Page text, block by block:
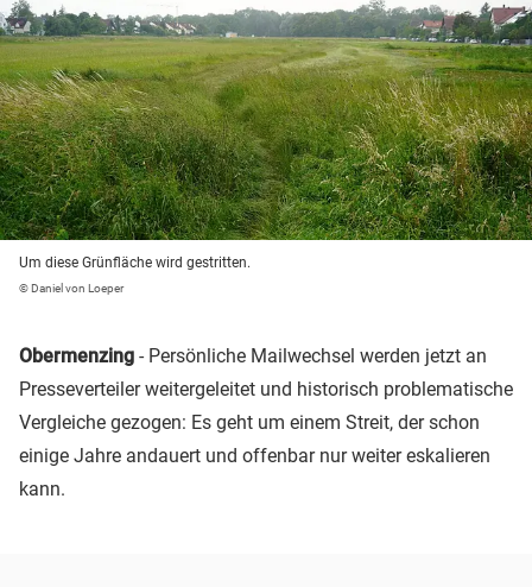
Um diese Grünfläche wird gestritten.
© Daniel von Loeper
Obermenzing - Persönliche Mailwechsel werden jetzt an
Presseverteiler weitergeleitet und historisch problematische
Vergleiche gezogen: Es geht um einem Streit, der schon
einige Jahre andauert und offenbar nur weiter eskalieren
kann.